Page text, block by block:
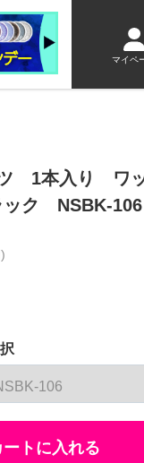
マイペ
1本入り ワ
ク NSBK-106
ートに入れる